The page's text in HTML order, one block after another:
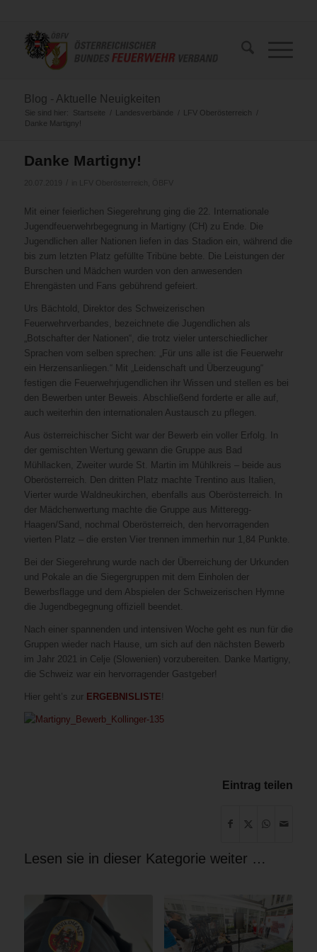
Blog - Aktuelle Neuigkeiten
Sie sind hier: Startseite / Landesverbände / LFV Oberösterreich
/
Danke Martigny!
Danke Martigny!
Mit einer feierlichen Siegerehrung ging die 22. Internationale
Jugendfeuerwehrbegegnung in Martigny (CH) zu Ende. Die
Jugendlichen aller Nationen liefen in das Stadion ein, während die
bis zum letzten Platz gefüllte Tribüne bebte. Die Leistungen der
Burschen und Mädchen wurden von den anwesenden
Ehrengästen und Fans gebührend gefeiert.
Urs Bächtold, Direktor des Schweizerischen
Feuerwehrverbandes, bezeichnete die Jugendlichen als
„Botschafter der Nationen“, die trotz vieler unterschiedlicher
Sprachen vom selben sprechen: „Für uns alle ist die Feuerwehr
ein Herzensanliegen.“ Mit „Leidenschaft und Überzeugung“
festigen die Feuerwehrjugendlichen ihr Wissen und stellen es bei
den Bewerben unter Beweis. Abschließend forderte er alle auf,
auch weiterhin den internationalen Austausch zu pflegen.
Aus österreichischer Sicht war der Bewerb ein voller Erfolg. In
der gemischten Wertung gewann die Gruppe aus Bad
Mühllacken, Zweiter wurde St. Martin im Mühlkreis – beide aus
Oberösterreich. Den dritten Platz machte Trentino aus Italien,
Vierter wurde Waldneukirchen, ebenfalls aus Oberösterreich. In
der Mädchenwertung machte die Gruppe aus Mitteregg-
Haagen/Sand, nochmal Oberösterreich, den hervorragenden
vierten Platz – die ersten Vier trennen immerhin nur 1,84 Punkte.
Bei der Siegerehrung wurde nach der Überreichung der Urkunden
und Pokale an die Siegergruppen mit dem Einholen der
Bewerbsflagge und dem Abspielen der Schweizerischen Hymne
die Jugendbegegnung offiziell beendet.
Nach einer spannenden und intensiven Woche geht es nun für die
Gruppen wieder nach Hause, um sich auf den nächsten Bewerb
im Jahr 2021 in Celje (Slowenien) vorzubereiten. Danke Martigny,
die Schweiz war ein hervorragender Gastgeber!
Hier geht’s zur ERGEBNISLISTE!
Eintrag teilen
Lesen sie in dieser Kategorie weiter …